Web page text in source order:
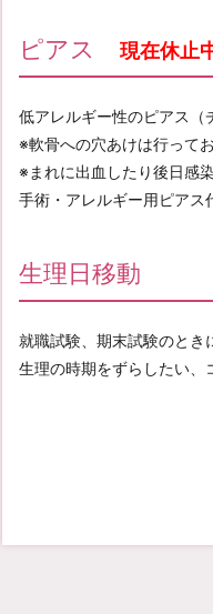
ピアス 現在休止
低アレルギー性のピアス（
※軟骨への穴あけは行ってお
※まれに出血したり後日感
手術・アレルギー用ピアス
生理日移動
就職試験、期末試験のとき
生理の時期をずらしたい、